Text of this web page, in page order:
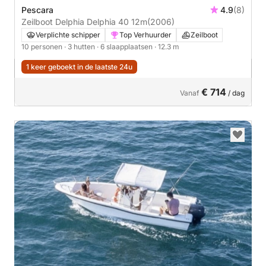
Pescara 4.9(8)
Zeilboot Delphia Delphia 40 12m(2006)
Verplichte schipper Top Verhuurder
Zeilboot
10 personen · 3 hutten · 6 slaapplaatsen · 12.3 m
1 keer geboekt in de laatste 24u
Vanaf € 714 / dag